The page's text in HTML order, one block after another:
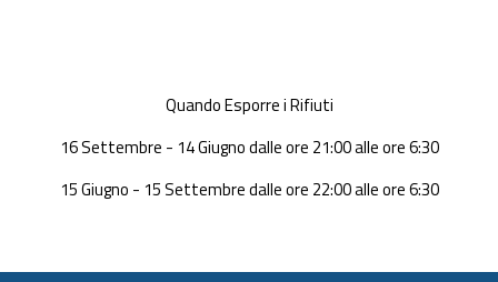
Quando Esporre i Rifiuti
16 Settembre - 14 Giugno dalle ore 21:00 alle ore 6:30
15 Giugno - 15 Settembre dalle ore 22:00 alle ore 6:30